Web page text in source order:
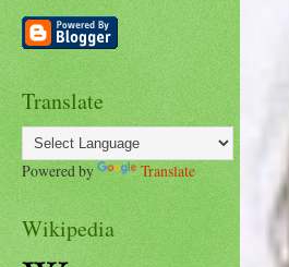
Translate
Powered by Translate
Wikipedia